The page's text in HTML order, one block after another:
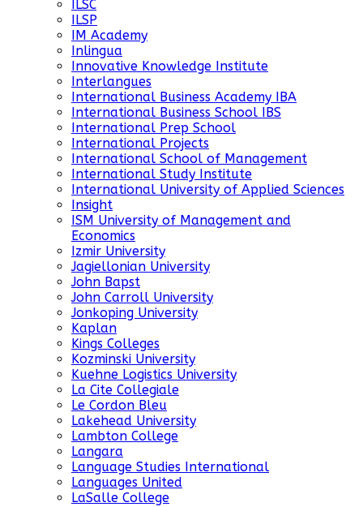
ILSC
ILSP
IM Academy
Inlingua
Innovative Knowledge Institute
Interlangues
International Business Academy IBA
International Business School IBS
International Prep School
International Projects
International School of Management
International Study Institute
International University of Applied Sciences
Insight
ISM University of Management and
Economics
Izmir University
Jagiellonian University
John Bapst
John Carroll University
Jonkoping University
Kaplan
Kings Colleges
Kozminski University
Kuehne Logistics University
La Cite Collegiale
Le Cordon Bleu
Lakehead University
Lambton College
Langara
Language Studies International
Languages United
LaSalle College